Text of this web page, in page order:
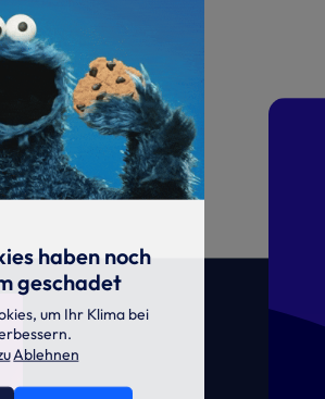
haben noch
geschadet
um Ihr Klima bei
Ablehnen